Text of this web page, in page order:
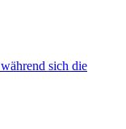
sich die